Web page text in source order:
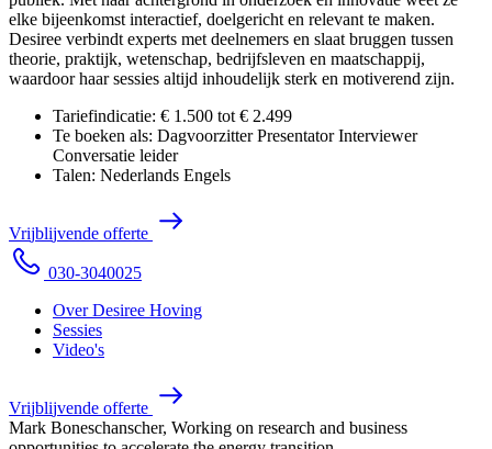
elke bijeenkomst interactief, doelgericht en relevant te maken.
Desiree verbindt experts met deelnemers en slaat bruggen tussen
theorie, praktijk, wetenschap, bedrijfsleven en maatschappij,
waardoor haar sessies altijd inhoudelijk sterk en motiverend zijn.
Tariefindicatie: € 1.500 tot € 2.499
Te boeken als: DagvoorzitterPresentatorInterviewer
Conversatie leider
Talen: Nederlands Engels
Vrijblijvende offerte
030-3040025
Over Desiree Hoving
Sessies
Video's
Vrijblijvende offerte
Mark Boneschanscher, Working on research and business